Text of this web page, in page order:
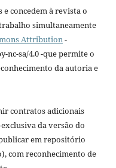
concedem à revista o
simultaneamente
Attribution-
nc-sa/4.0 -que permite o
da autoria e
contratos adicionais
da versão do
em repositório
com reconhecimento de